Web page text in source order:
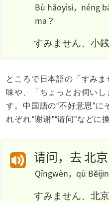
Bù hǎoyìsi，néng
ma？
すみません、小
ところで日本語の「すみ
味や、「ちょっとお伺い
す。中国語の“不好意思”に
れぞれ“谢谢”“请问”などに
请问，去 北
Qǐngwèn，qù
すみません、北